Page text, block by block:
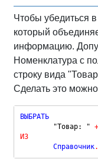
Чтобы убедиться
который
информацию.
Номенклатура с
строку вида
Сделать это
ВЫБРАТЬ
"Товар: " +
ИЗ
	Справочник
.